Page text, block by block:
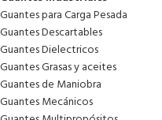
Guantes para Carga Pesada
Guantes Descartables
Guantes Dielectricos
Guantes Grasas y aceites
Guantes de Maniobra
Guantes Mecánicos